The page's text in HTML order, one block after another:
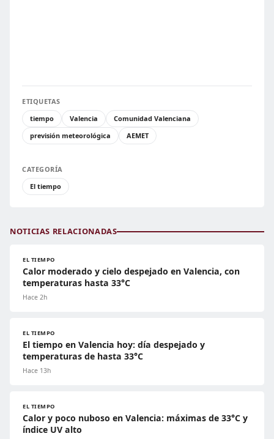
ETIQUETAS
tiempo
Valencia
Comunidad Valenciana
previsión meteorológica
AEMET
CATEGORÍA
El tiempo
NOTICIAS RELACIONADAS
EL TIEMPO
Calor moderado y cielo despejado en Valencia, con
temperaturas hasta 33°C
Hace 2h
EL TIEMPO
El tiempo en Valencia hoy: día despejado y
temperaturas de hasta 33°C
Hace 13h
EL TIEMPO
Calor y poco nuboso en Valencia: máximas de 33°C y
índice UV alto